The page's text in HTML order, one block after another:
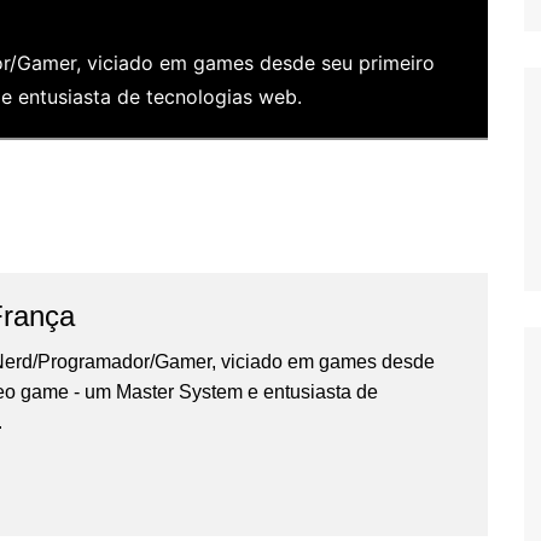
Gamer, viciado em games desde seu primeiro
entusiasta de tecnologias web.
Programador/Gamer, viciado em games desde
game - um Master System e entusiasta de